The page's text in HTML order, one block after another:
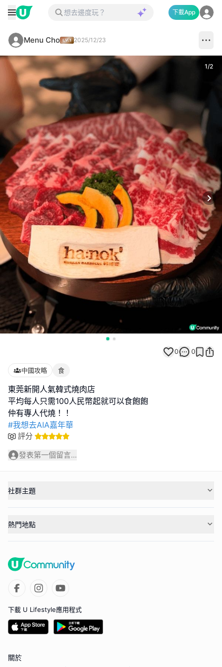
下載App
Menu Cho 2025/12/23
1/2
0 0
中國攻略 食
東莞新開人氣韓式燒肉店
平均每人只需100人民幣起就可以食飽飽
#我想去AIA嘉年華
評分
發表第一個留言...
社群主題
熱門地點
下載 U Lifestyle應用程式
關於